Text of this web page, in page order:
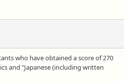
who have obtained a score of 270
and "Japanese (including written